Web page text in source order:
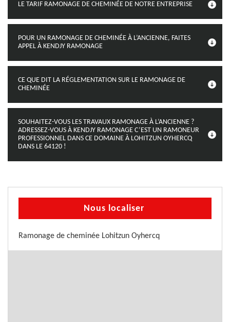
LE TARIF RAMONAGE DE CHEMINÉE DE NOTRE ENTREPRISE
POUR UN RAMONAGE DE CHEMINÉE À L’ANCIENNE, FAITES
APPEL À KENDJY RAMONAGE
CE QUE DIT LA RÉGLEMENTATION SUR LE RAMONAGE DE
CHEMINÉE
SOUHAITEZ-VOUS LES TRAVAUX RAMONAGE À L’ANCIENNE ?
ADRESSEZ-VOUS À KENDJY RAMONAGE C’EST UN RAMONEUR
PROFESSIONNEL DANS CE DOMAINE À LOHITZUN OYHERCQ
DANS LE 64120 !
Nous localiser
Ramonage de cheminée Lohitzun Oyhercq